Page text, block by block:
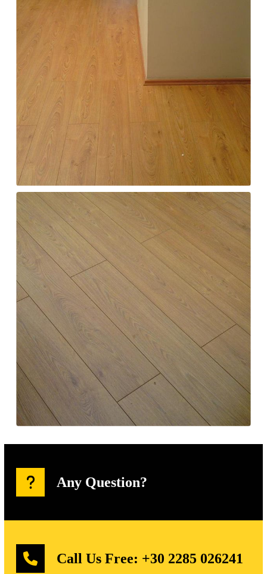
Any Question?
Call Us Free: +30 2285 026241